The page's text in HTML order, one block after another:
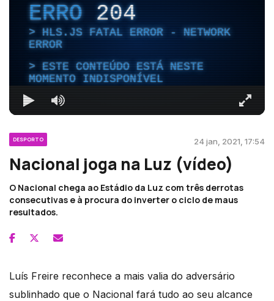
ERRO204
HLS.JS FATAL ERROR - NETWORK
ERROR
ESTE CONTEÚDO ESTÁ NESTE
MOMENTO INDISPONÍVEL
DESPORTO 24 jan, 2021, 17:54
Nacional joga na Luz (vídeo)
O Nacional chega ao Estádio da Luz com três derrotas
consecutivas e à procura do inverter o ciclo de maus
resultados.
Luís Freire reconhece a mais valia do adversário
sublinhado que o Nacional fará tudo ao seu alcance